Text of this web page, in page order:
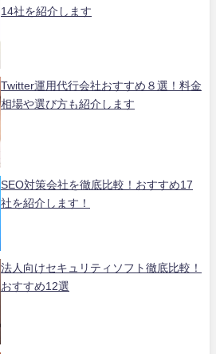
14社を紹介します
Twitter運用代行会社おすすめ８選！料金
相場や選び方も紹介します
SEO対策会社を徹底比較！おすすめ17
社を紹介します！
法人向けセキュリティソフト徹底比較！
おすすめ12選